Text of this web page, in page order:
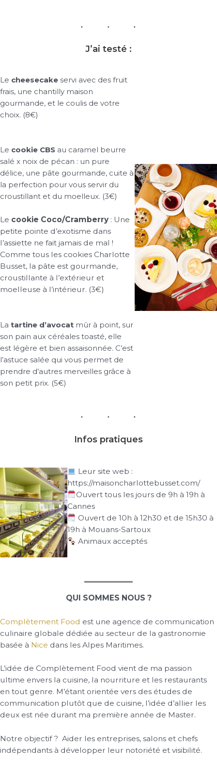
J’ai testé :
Le cheesecake servi avec des fruit
frais, une chantilly maison
gourmande, et le coulis de votre
choix. (8€)
Le cookie CBS au caramel beurre
salé x noix de pécan : un pure
délice, une pâte gourmande, cuite à
la perfection pour vous servir du
croustillant et du moelleux. (3€)
Le cookie Coco/Cramberry: Une
petite pointe d’exotisme dans
l’assiette ne fait jamais de mal !
Comme tous les cookies Charlotte
Busset, la pâte est gourmande,
croustillante à l’extérieur et
moelleuse à l’intérieur. (3€)
La tartine d’avocat mûr à point, sur
son pain aux céréales toasté, elle
est légère et bien assaisonnée. C’est
l’astuce salée qui vous permet de
prendre d’autres merveilles grâce à
son petit prix. (5€)
Infos pratiques
Leur site web :
https://maisoncharlottebusset.com/
Ouvert tous les jours de 9h à 19h à
Cannes
Ouvert de 10h à 12h30 et de 15h30 à
19h à Mouans-Sartoux
Animaux acceptés
QUI SOMMES NOUS ?
Complètement Food est une agence de communication
culinaire globale dédiée au secteur de la gastronomie
basée à Nice dans les Alpes Maritimes.
L’idée de Complètement Food vient de ma passion
ultime envers la cuisine, la nourriture et les restaurants
en tout genre. M’étant orientée vers des études de
communication plutôt que de cuisine, l’idée d’allier les
deux est née durant ma première année de Master.
Notre objectif ? Aider les entreprises, salons et chefs
indépendants à développer leur notoriété et visibilité.